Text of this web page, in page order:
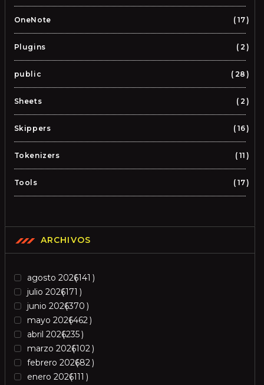
OneNote 17
Plugins 2
public 28
Sheets 2
Skippers 16
Tokenizers 11
Tools 17
ARCHIVOS
agosto 2026141
julio 2026171
junio 2026370
mayo 2026462
abril 2026235
marzo 2026102
febrero 202682
enero 2026111